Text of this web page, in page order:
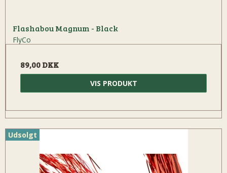
Flashabou Magnum - Black
FlyCo
89,00 DKK
VIS PRODUKT
Udsolgt